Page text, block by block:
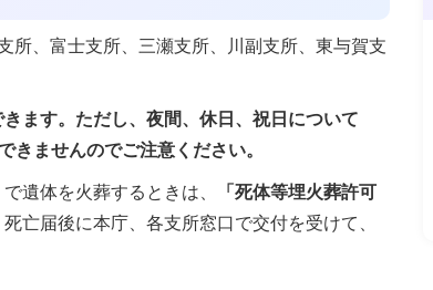
所、富士支所、三瀬支所、川副支所、東与賀支
ます。ただし、夜間、休日、祝日について
きませんのでご注意ください。
遺体を火葬するときは、
「死体等埋火葬許可
亡届後に本庁、各支所窓口で交付を受けて、